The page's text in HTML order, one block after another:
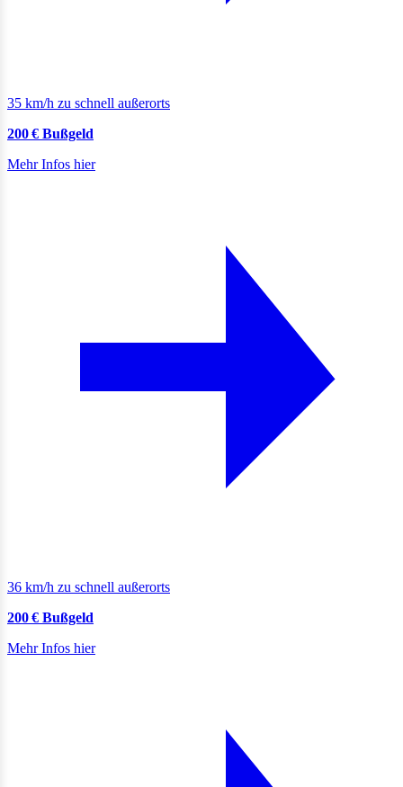
35 km/h zu schnell außerorts
200 € Bußgeld
Mehr Infos hier
36 km/h zu schnell außerorts
200 € Bußgeld
Mehr Infos hier